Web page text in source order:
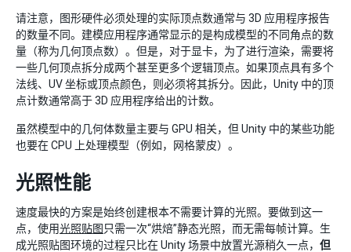
请注意，图形硬件必须处理的实际顶点数通常与 3D 应用程序报告
的数量不同。建模应用程序通常显示的是构成模型的不同角点的数
量（称为几何顶点数）。但是，对于显卡，为了进行渲染，需要将
一些几何顶点拆分成两个甚至更多个逻辑顶点。如果顶点具有多个
法线、UV 坐标或顶点颜色，则必须将其拆分。因此，Unity 中的顶
点计数通常高于 3D 应用程序给出的计数。
虽然模型中的几何体数量主要与 GPU 相关，但 Unity 中的某些功能
也要在 CPU 上处理模型（例如，网格蒙皮）。
光照性能
速度最快的方案是始终创建根本不需要计算的光照。要做到这一
点，使用光照贴图 只需一次“烘焙”静态光照，而无需每帧计算。生
成光照贴图环境的过程只比在 Unity 场景中放置光源稍久一点， 但